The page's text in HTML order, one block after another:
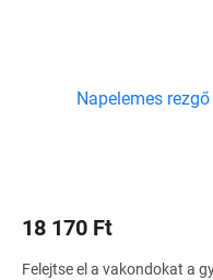
Napelemes
18 170 Ft
Felejtse el a vakondokat a